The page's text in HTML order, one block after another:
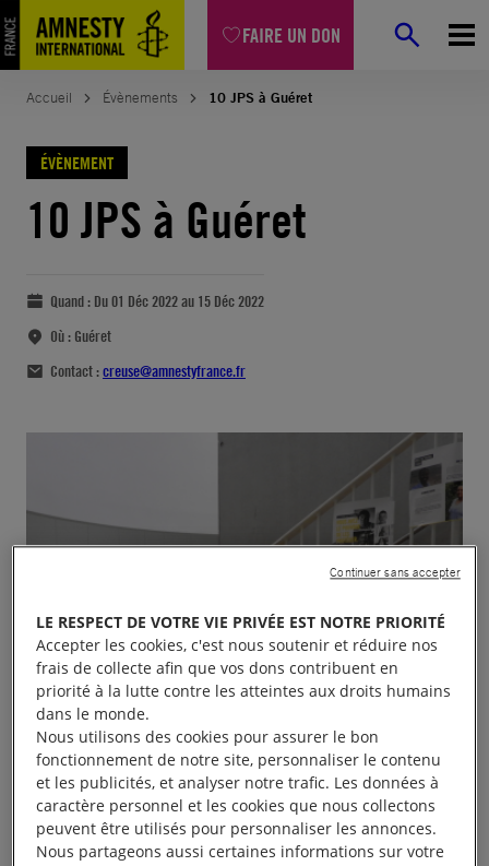
FAIRE UN DON
Accueil Évènements 10 JPS à Guéret
ÉVÈNEMENT
10 JPS à Guéret
Quand : Du 01 Déc 2022 au 15 Déc 2022
Où : Guéret
Contact :creuse@amnestyfrance.fr
LE RESPECT DE VOTRE VIE PRIVÉE EST NOTRE PRIORITÉ
Accepter les cookies, c'est nous soutenir et réduire nos
frais de collecte afin que vos dons contribuent en
priorité à la lutte contre les atteintes aux droits humains
dans le monde.
Nous utilisons des cookies pour assurer le bon
fonctionnement de notre site, personnaliser le contenu
et les publicités, et analyser notre trafic. Les données à
caractère personnel et les cookies que nous collectons
peuvent être utilisés pour personnaliser les annonces.
Nous partageons aussi certaines informations sur votre
Continuer sans accepter